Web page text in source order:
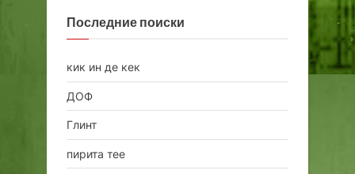
Последние поиски
кик ин де кек
ДОФ
Глинт
пирита тее